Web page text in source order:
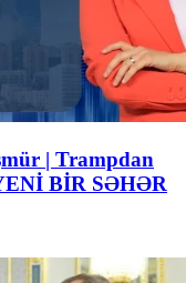
| Trampdan
BİR SƏHƏR